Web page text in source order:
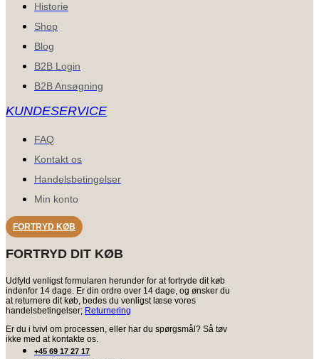
Historie
Shop
Blog
B2B Login
B2B Ansøgning
KUNDESERVICE
FAQ
Kontakt os
Handelsbetingelser
Min konto
FORTRYD KØB
FORTRYD DIT KØB
Udfyld venligst formularen herunder for at fortryde dit køb
indenfor 14 dage. Er din ordre over 14 dage, og ønsker du
at returnere dit køb, bedes du venligst læse vores
handelsbetingelser; Returnering
Er du i tvivl om processen, eller har du spørgsmål? Så tøv
ikke med at kontakte os.
+45 69 17 27 17